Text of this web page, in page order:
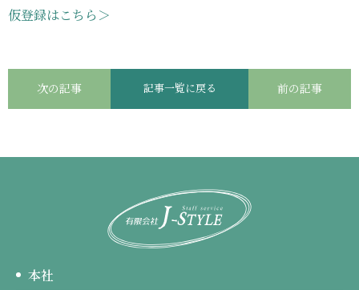
仮登録はこちら＞
次の記事 記事一覧に戻る 前の記事
本社